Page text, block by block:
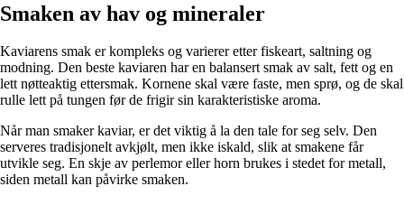
Smaken av hav og mineraler
Kaviarens smak er kompleks og varierer etter fiskeart, saltning og
modning. Den beste kaviaren har en balansert smak av salt, fett og en
lett nøtteaktig ettersmak. Kornene skal være faste, men sprø, og de skal
rulle lett på tungen før de frigir sin karakteristiske aroma.
Når man smaker kaviar, er det viktig å la den tale for seg selv. Den
serveres tradisjonelt avkjølt, men ikke iskald, slik at smakene får
utvikle seg. En skje av perlemor eller horn brukes i stedet for metall,
siden metall kan påvirke smaken.